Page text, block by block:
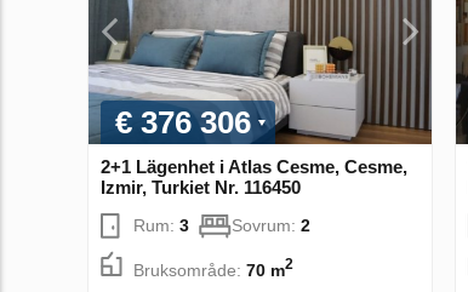
€ 376 306
2+1 Lägenhet i Atlas Cesme, Cesme,
Izmir, Turkiet Nr. 116450
Rum: 3 Sovrum: 2
Bruksområde: 70 m2